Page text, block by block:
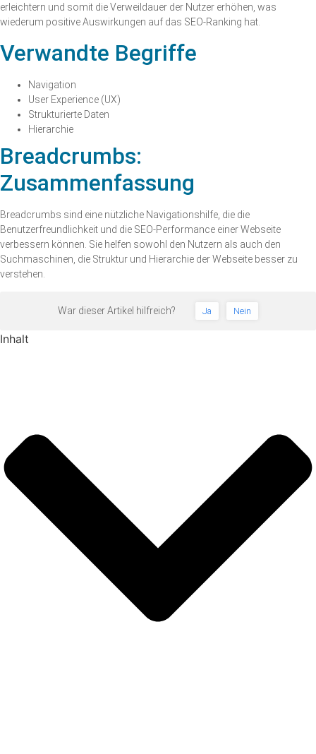
erleichtern und somit die Verweildauer der Nutzer erhöhen, was
wiederum positive Auswirkungen auf das SEO-Ranking hat.
Verwandte Begriffe
Navigation
User Experience (UX)
Strukturierte Daten
Hierarchie
Breadcrumbs:
Zusammenfassung
Breadcrumbs sind eine nützliche Navigationshilfe, die die
Benutzerfreundlichkeit und die SEO-Performance einer Webseite
verbessern können. Sie helfen sowohl den Nutzern als auch den
Suchmaschinen, die Struktur und Hierarchie der Webseite besser zu
verstehen.
War dieser Artikel hilfreich? Ja Nein
Inhalt